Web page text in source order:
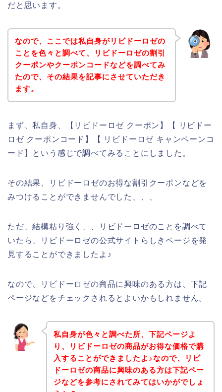
だと思います。
なので、ここでは私自身がリビドーロゼの
ことを色々と調べて、リビドーロゼの割引
クーポンやクーポンコードなどを調べてみ
たので、その結果を記事にさせていただき
ます。
まず、私自身、【リビドーロゼ クーポン】【 リビドー
ロゼ クーポンコード】【 リビドーロゼ キャンペーンコ
ード】という感じで調べてみることにしました。
その結果、リビドーロゼのお得な割引クーポンなどを
みつけることができませんでした、、、
ただ、結構粘り強く、、リビドーロゼのことを調べて
いたら、リビドーロゼの公式サイトらしきページを発
見することができましたよ♪
なので、リビドーロゼの商品に興味のある方は、下記
ページなどをチェックされるとよいかもしれません。
私自身が色々と調べた所、下記ページよ
り、リビドーロゼの商品がお得な価格で購
入することができましたよ♪なので、リビ
ドーロゼの商品に興味のある方は下記ペー
ジなどを参考にされてみてはいかがでしょ